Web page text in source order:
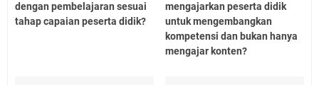
dengan pembelajaran sesuai
tahap capaian peserta didik?
mengajarkan peserta didik
untuk mengembangkan
kompetensi dan bukan hanya
mengajar konten?